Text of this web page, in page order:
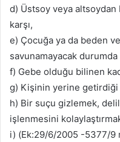
d) Üstsoy veya
karşı,
e) Çocuğa ya da beden
savunamayacak
f) Gebe olduğu bilinen
g) Kişinin yerine
h) Bir suçu gizlemek,
işlenmesini
i) (Ek:29/6/2005 -5377/9